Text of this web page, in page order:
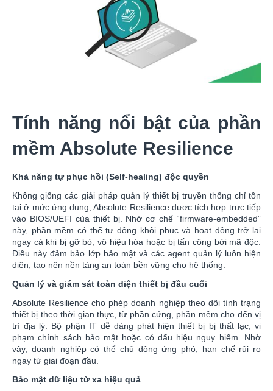
Tính năng nổi bật của phần
mềm Absolute Resilience
Khả năng tự phục hồi (Self-healing) độc quyền
Không giống các giải pháp quản lý thiết bị truyền thống chỉ tồn
tại ở mức ứng dụng, Absolute Resilience được tích hợp trực tiếp
vào BIOS/UEFI của thiết bị. Nhờ cơ chế “firmware-embedded”
này, phần mềm có thể tự động khôi phục và hoạt động trở lại
ngay cả khi bị gỡ bỏ, vô hiệu hóa hoặc bị tấn công bởi mã độc.
Điều này đảm bảo lớp bảo mật và các agent quản lý luôn hiện
diện, tạo nên nền tảng an toàn bền vững cho hệ thống.
Quản lý và giám sát toàn diện thiết bị đầu cuối
Absolute Resilience cho phép doanh nghiệp theo dõi tình trạng
thiết bị theo thời gian thực, từ phần cứng, phần mềm cho đến vị
trí địa lý. Bộ phận IT dễ dàng phát hiện thiết bị bị thất lạc, vi
phạm chính sách bảo mật hoặc có dấu hiệu nguy hiểm. Nhờ
vậy, doanh nghiệp có thể chủ động ứng phó, hạn chế rủi ro
ngay từ giai đoạn đầu.
Bảo mật dữ liệu từ xa hiệu quả